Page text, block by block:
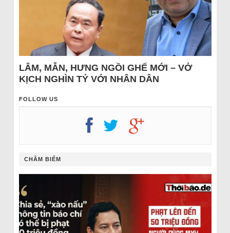
LÂM, MẪN, HƯNG NGỒI GHẾ MỚI – VỞ
KỊCH NGHÌN TỶ VỚI NHÂN DÂN
FOLLOW US
CHÂM BIẾM